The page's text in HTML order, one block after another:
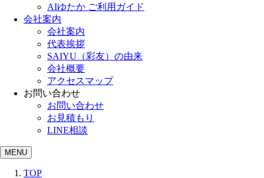
AIゆたか ご利用ガイド
会社案内
会社案内
代表挨拶
SAIYU（彩友）の由来
会社概要
アクセスマップ
お問い合わせ
お問い合わせ
お見積もり
LINE相談
MENU
TOP